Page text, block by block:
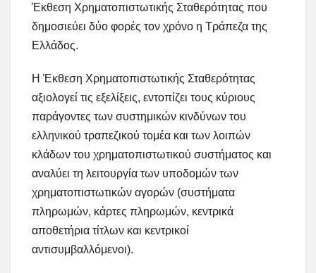
Έκθεση Χρηματοπιστωτικής Σταθερότητας που
δημοσιεύει δύο φορές τον χρόνο η Τράπεζα της
Ελλάδος.
Η Έκθεση Χρηματοπιστωτικής Σταθερότητας
αξιολογεί τις εξελίξεις, εντοπίζει τους κύριους
παράγοντες των συστημικών κινδύνων του
ελληνικού τραπεζικού τομέα και των λοιπών
κλάδων του χρηματοπιστωτικού συστήματος και
αναλύει τη λειτουργία των υποδομών των
χρηματοπιστωτικών αγορών (συστήματα
πληρωμών, κάρτες πληρωμών, κεντρικά
αποθετήρια τίτλων και κεντρικοί
αντισυμβαλλόμενοι).